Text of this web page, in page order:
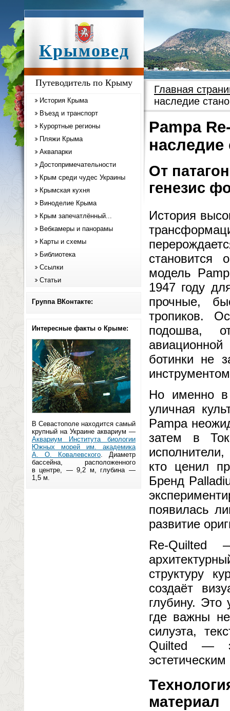
Крымовед
Путеводитель по Крыму
История Крыма
Въезд и транспорт
Курортные регионы
Пляжи Крыма
Аквапарки
Достопримечательности
Крым среди чудес Украины
Крымская кухня
Виноделие Крыма
Крым запечатлённый...
Вебкамеры и панорамы
Карты и схемы
Библиотека
Ссылки
Статьи
Группа ВКонтакте:
Интересные факты о Крыме:
В Севастополе находится самый
крупный на Украине аквариум —
Аквариум Института биологии
Южных морей им. академика
А. О. Ковалевского. Диаметр
бассейна, расположенного
в центре, — 9,2 м, глубина —
1,5 м.
Главная
наследие
Pampa
наследие
От
генезис
История
становится
модель
1947 году
прочные,
тропиков.
подошва,
ботинки не
Но именно в
уличная
Pampa
затем в
кто ценил
Бренд
появилась
развитие
Re-
структуру
создаёт
глубину.
где важны
силуэта,
Quilted —
материал